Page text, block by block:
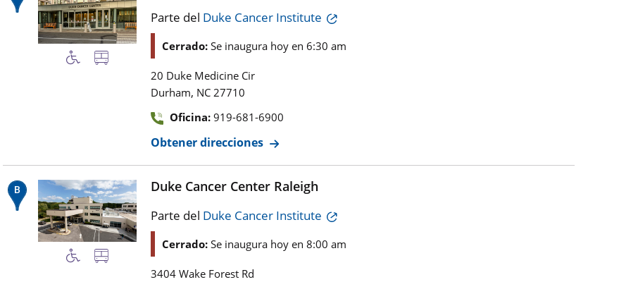
Parte del Duke Cancer Institute
Cerrado: Se inaugura hoy en 6:30 am
20 Duke Medicine Cir
Durham, NC 27710
Oficina: 919-681-6900
Obtener direcciones
Duke Cancer Center Raleigh
Parte del Duke Cancer Institute
Cerrado: Se inaugura hoy en 8:00 am
3404 Wake Forest Rd